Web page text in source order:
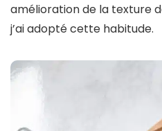
amélioration de la texture
j’ai adopté cette habitude.